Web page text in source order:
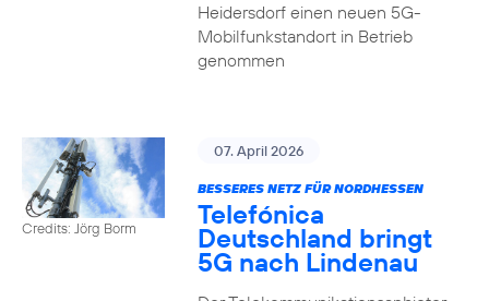
Heidersdorf einen neuen 5G-
Mobilfunkstandort in Betrieb
genommen
Credits: Jörg Borm
07. April 2026
BESSERES NETZ FÜR NORDHESSEN
Telefónica
Deutschland bringt
5G nach Lindenau